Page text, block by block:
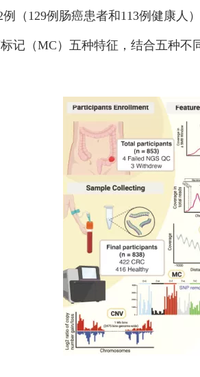
例（129例肠癌患者和113例健康
记（MC）五种特征，结合五种不